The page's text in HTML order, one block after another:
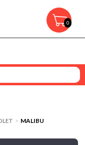
0
> MALIBU